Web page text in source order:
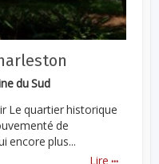
du Sud
Le quartier historique
de
encore plus...
Lire ...